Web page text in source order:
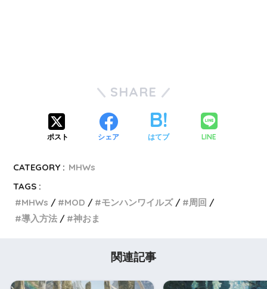
SHARE
ポスト シェア はてブ LINE
CATEGORY : MHWs
TAGS :
MHWs
MOD モンハンワイルズ
周回
導入方法
神おま
関連記事